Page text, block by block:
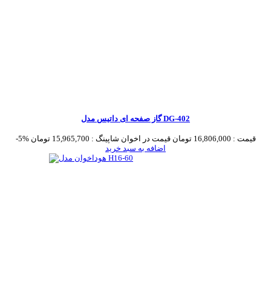
گاز صفحه ای داتیس مدل DG-402
-5% قیمت : 16,806,000 تومان قیمت در اخوان شاپینگ : 15,965,700 تومان
اضافه به سبد خرید